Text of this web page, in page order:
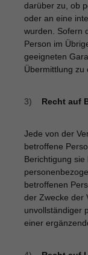
darüber zu, ob
oder an eine
wurden. Sofern
Person im
geeigneten
Übermittlung zu
3) Recht auf
Jede von der
betroffene
Berichtigung
betroffenen
der Zwecke der
unvollständiger
einer